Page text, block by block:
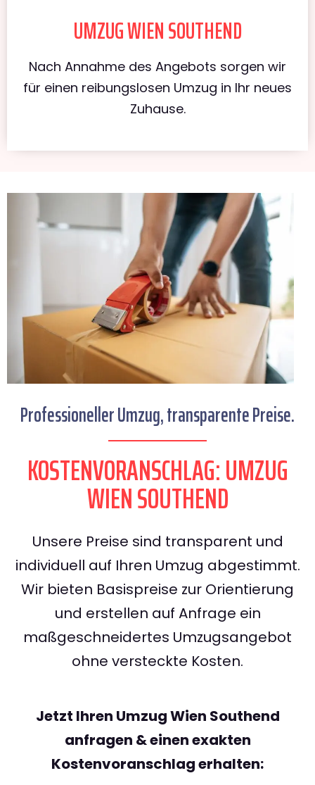
UMZUG WIEN SOUTHEND
Nach Annahme des Angebots sorgen wir
für einen reibungslosen Umzug in Ihr neues
Zuhause.
Professioneller Umzug, transparente Preise.
KOSTENVORANSCHLAG: UMZUG
WIEN SOUTHEND
Unsere Preise sind transparent und
individuell auf Ihren Umzug abgestimmt.
Wir bieten Basispreise zur Orientierung
und erstellen auf Anfrage ein
maßgeschneidertes Umzugsangebot
ohne versteckte Kosten.
Jetzt Ihren Umzug Wien Southend
anfragen & einen exakten
Kostenvoranschlag erhalten: